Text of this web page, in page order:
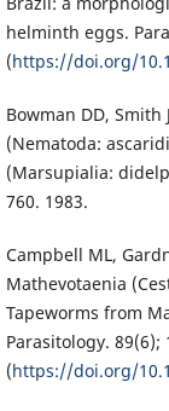
helminth eggs.
(https://doi.org/
Bowman DD,
(Nematoda:
(Marsupialia:
760. 1983.
Campbell ML,
Mathevotaenia
Tapeworms from
Parasitology. 89(6);
(https://doi.org/